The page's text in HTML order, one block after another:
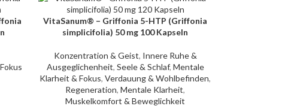
IN DEN WARENKORB
VitaSanum® – Griffonia 5-HTP (Griffonia
simplicifolia) 50 mg 100 Kapseln
Konzentration & Geist, Innere Ruhe &
Ausgeglichenheit, Seele & Schlaf, Mentale
Klarheit & Fokus,Verdauung & Wohlbefinden,
Regeneration,Mentale Klarheit,
Muskelkomfort & Beweglichkeit